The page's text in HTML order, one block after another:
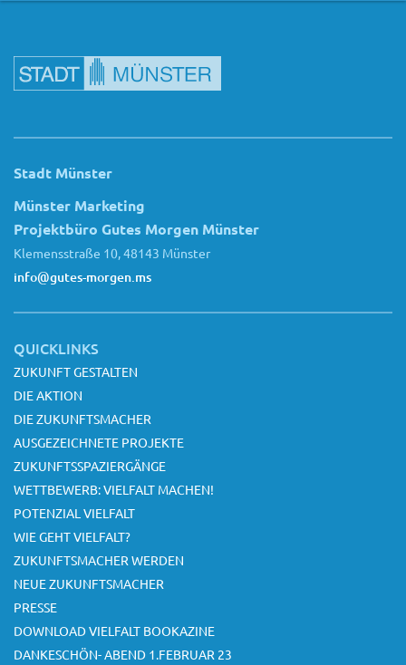
Stadt Münster
Münster Marketing
Projektbüro Gutes Morgen Münster
Klemensstraße 10, 48143 Münster
info@gutes-morgen.ms
QUICKLINKS
ZUKUNFT GESTALTEN
DIE AKTION
DIE ZUKUNFTSMACHER
AUSGEZEICHNETE PROJEKTE
ZUKUNFTSSPAZIERGÄNGE
WETTBEWERB: VIELFALT MACHEN!
POTENZIAL VIELFALT
WIE GEHT VIELFALT?
ZUKUNFTSMACHER WERDEN
NEUE ZUKUNFTSMACHER
PRESSE
DOWNLOAD VIELFALT BOOKAZINE
DANKESCHÖN- ABEND 1.FEBRUAR 23